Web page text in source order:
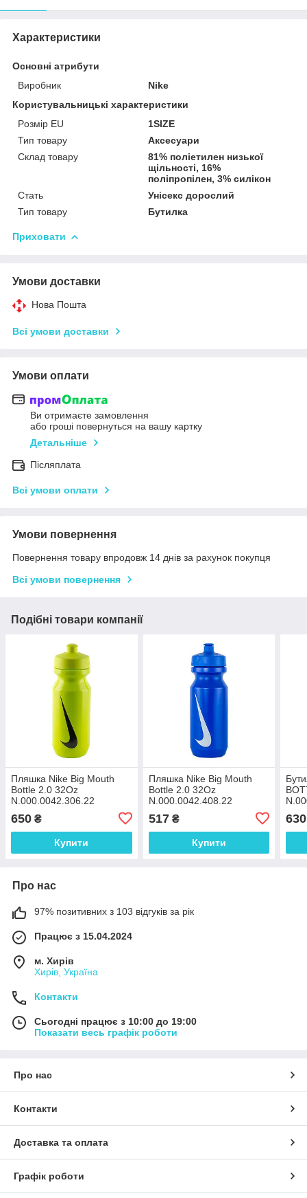
Характеристики
Основні атрибути
Виробник
Nike
Користувальницькі характеристики
Pозмір EU
1SIZE
Тип товару
Аксесуари
Склад товару
81% поліетилен низької
щільності, 16%
поліпропілен, 3% силікон
Стать
Унісекс дорослий
Тип товару
Бутилка
Приховати
Умови доставки
Нова Пошта
Всі умови доставки
Умови оплати
Ви отримаєте замовлення
або гроші повернуться на вашу картку
Детальніше
Післяплата
Всі умови оплати
Умови повернення
Повернення товару впродовж 14 днів за рахунок покупця
Всі умови повернення
Подібні товари компанії
Пляшка Nike Big Mouth
Bottle 2.0 32Oz
N.000.0042.306.22
650 ₴
Купити
Пляшка Nike Big Mouth
Bottle 2.0 32Oz
N.000.0042.408.22
517₴
Купити
630
Про нас
97% позитивних з 103 відгуків за рік
Працює з 15.04.2024
м. Хирів
Хирів, Україна
Контакти
Сьогодні працює з 10:00 до 19:00
Показати весь графік роботи
Про нас
Контакти
Доставка та оплата
Графік роботи